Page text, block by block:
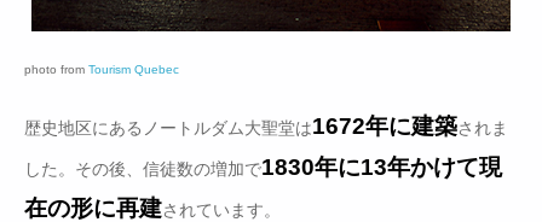
photo from Tourism Quebec
歴史地区にあるノートルダム大聖堂は1672年に建築されま
した。その後、信徒数の増加で1830年に13年かけて現
在の形に再建されています。